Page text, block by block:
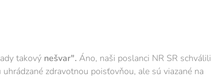
takový nešvar". Áno, naši poslanci NR SR schválili
zdravotnou poisťovňou, ale sú viazané na